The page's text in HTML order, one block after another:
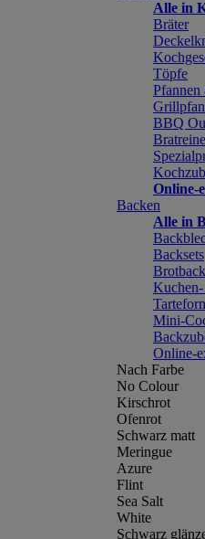
Alle in
Bräter
Töpfe
BBQ
Online-
Backen
Alle in
Backsets
Mini-
Online-
Nach Farbe
No Colour
Kirschrot
Ofenrot
Schwarz matt
Meringue
Azure
Flint
Sea Salt
White
Schwarz